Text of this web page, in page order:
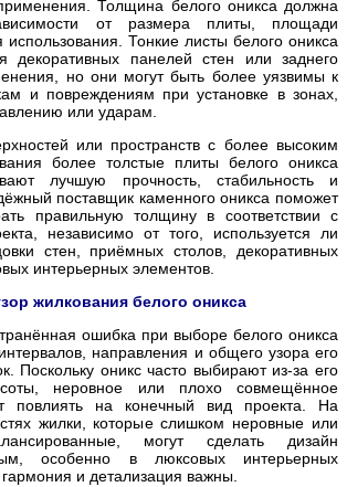
Толщина белого оникса должна
от размера плиты, площади
использования. Тонкие листы белого оникса
декоративных панелей стен или заднего
но они могут быть более уязвимы к
и повреждениям при установке в зонах,
или ударам.
или пространств с более высоким
более толстые плиты белого оникса
лучшую прочность, стабильность и
поставщик каменного оникса поможет
правильную толщину в соответствии с
независимо от того, используется ли
стен, приёмных столов, декоративных
интерьерных элементов.
жилкования белого оникса
ошибка при выборе белого оникса
направления и общего узора его
Поскольку оникс часто выбирают из-за его
неровное или плохо совмещённое
повлиять на конечный вид проекта. На
жилки, которые слишком неровные или
могут сделать дизайн
особенно в люксовых интерьерных
гармония и детализация важны.